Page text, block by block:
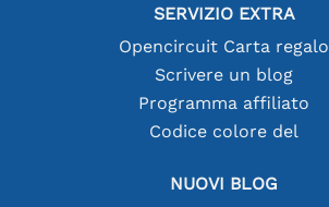
SERVIZIO EXTRA
Opencircuit Carta regalo
Scrivere un blog
Programma affiliato
Codice colore del
NUOVI BLOG